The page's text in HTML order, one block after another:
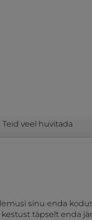
Teid veel huvitada
sinu enda
täpselt enda